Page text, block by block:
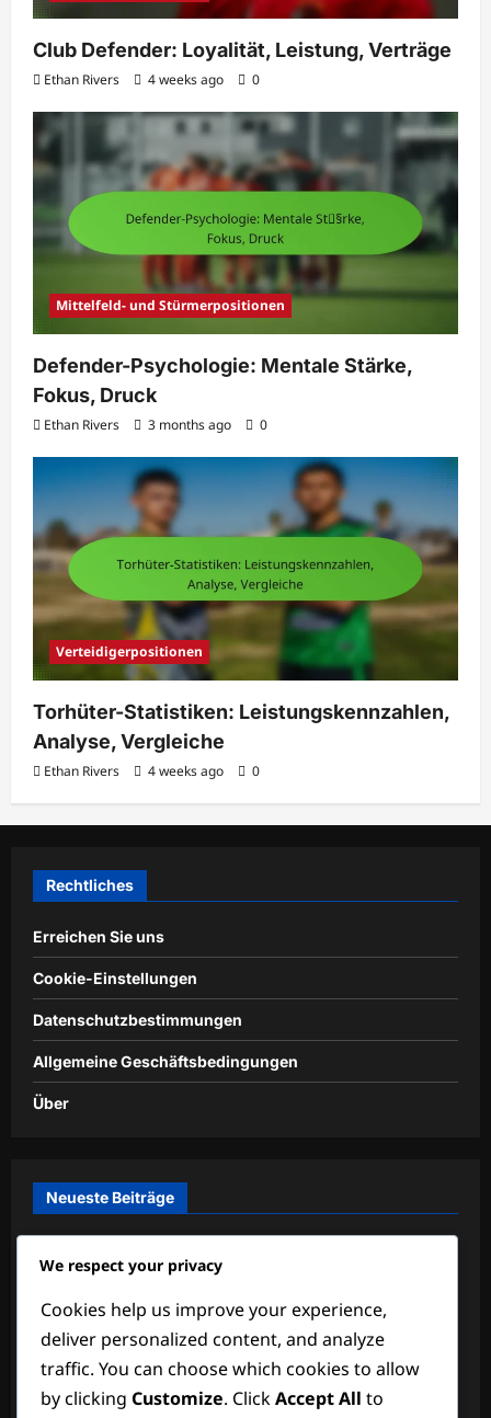
Club Defender: Loyalität, Leistung, Verträge
Ethan Rivers 4 weeks ago 0
Mittelfeld- und Stürmerpositionen
Defender-Psychologie: Mentale Stärke,
Fokus, Druck
Ethan Rivers 3 months ago 0
Verteidigerpositionen
Torhüter-Statistiken: Leistungskennzahlen,
Analyse, Vergleiche
Ethan Rivers 4 weeks ago 0
Rechtliches
Erreichen Sie uns
Cookie-Einstellungen
Datenschutzbestimmungen
Allgemeine Geschäftsbedingungen
Über
Neueste Beiträge
Schutzausrüstung
Club Defender: Loyalität, Leistung, Verträge
Defender-Psychologie: Mentale Stärke, Fokus, Druck
Torhüter-Statistiken: Leistungskennzahlen, Analyse,
We respect your privacy
Cookies help us improve your experience,
deliver personalized content, and analyze
traffic. You can choose which cookies to allow
by clicking Customize. ClickAccept All to